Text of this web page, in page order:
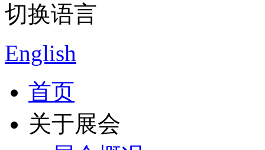
切换语言
English
首页
关于展会